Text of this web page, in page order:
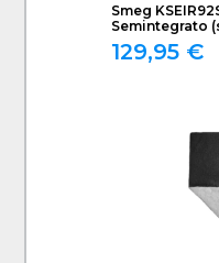
Smeg
Semintegrato
Argento 225 m³/
129,95 €